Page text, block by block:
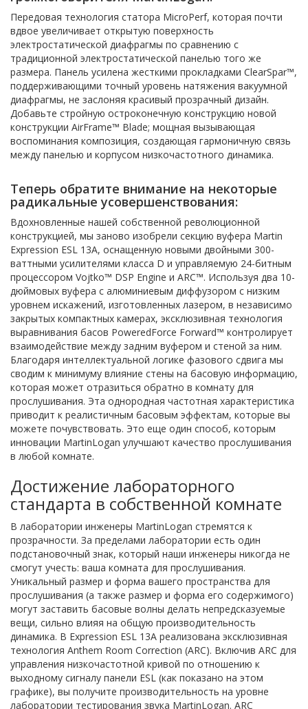
Передовая технология статора MicroPerf, которая почти
вдвое увеличивает открытую поверхность
электростатической диафрагмы по сравнению с
традиционной электростатической панелью того же
размера. Панель усилена жесткими прокладками ClearSpar™,
поддерживающими точный уровень натяжения вакуумной
диафрагмы, не заслоняя красивый прозрачный дизайн.
Добавьте стройную остроконечную конструкцию новой
конструкции AirFrame™ Blade; мощная вызывающая
воспоминания композиция, создающая гармоничную связь
между панелью и корпусом низкочастотного динамика.
Теперь обратите внимание на некоторые
радикальные усовершенствования:
Вдохновленные нашей собственной революционной
конструкцией, мы заново изобрели секцию вуфера Martin
Expression ESL 13A, оснащенную новыми двойными 300-
ваттными усилителями класса D и управляемую 24-битным
процессором Vojtko™ DSP Engine и ARC™. Используя два 10-
дюймовых вуфера с алюминиевым диффузором с низким
уровнем искажений, изготовленных лазером, в независимо
закрытых компактных камерах, эксклюзивная технология
выравнивания басов PoweredForce Forward™ контролирует
взаимодействие между задним вуфером и стеной за ним.
Благодаря интеллектуальной логике фазового сдвига мы
сводим к минимуму влияние стены на басовую информацию,
которая может отразиться обратно в комнату для
прослушивания. Эта однородная частотная характеристика
приводит к реалистичным басовым эффектам, которые вы
можете почувствовать. Это еще один способ, которым
инновации MartinLogan улучшают качество прослушивания
в любой комнате.
Достижение лабораторного
стандарта в собственной комнате
В лаборатории инженеры MartinLogan стремятся к
прозрачности. За пределами лаборатории есть один
подстановочный знак, который наши инженеры никогда не
смогут учесть: ваша комната для прослушивания.
Уникальный размер и форма вашего пространства для
прослушивания (а также размер и форма его содержимого)
могут заставить басовые волны делать непредсказуемые
вещи, сильно влияя на общую производительность
динамика. В Expression ESL 13A реализована эксклюзивная
технология Anthem Room Correction (ARC). Включив ARC для
управления низкочастотной кривой по отношению к
выходному сигналу панели ESL (как показано на этом
графике), вы получите производительность на уровне
лаборатории тестирования звука MartinLogan. ARC